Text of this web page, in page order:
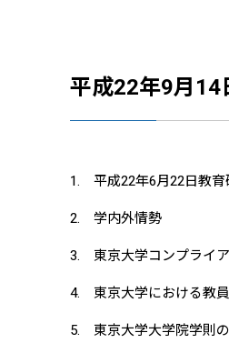
平成22年9月14
1. 平成22年6月22日教育
2. 学内外情勢
3. 東京大学コンプライア
4. 東京大学における教
5. 東京大学大学院学則の